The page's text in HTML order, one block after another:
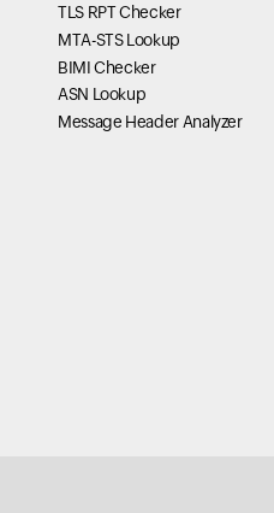
TLS RPT Checker
MTA-STS Lookup
BIMI Checker
ASN Lookup
Message Header Analyzer